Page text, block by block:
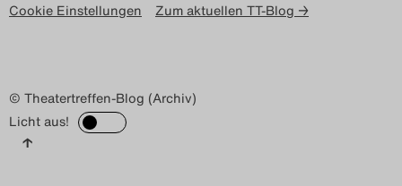
Cookie Einstellungen
Zum aktuellen TT-Blog →
© Theatertreffen-Blog (Archiv)
Licht aus!
↑